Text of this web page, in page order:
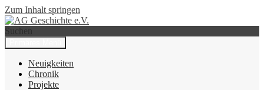
Zum Inhalt springen
AG Geschichte e.V.
Suchen
Neuigkeiten
Chronik
Projekte